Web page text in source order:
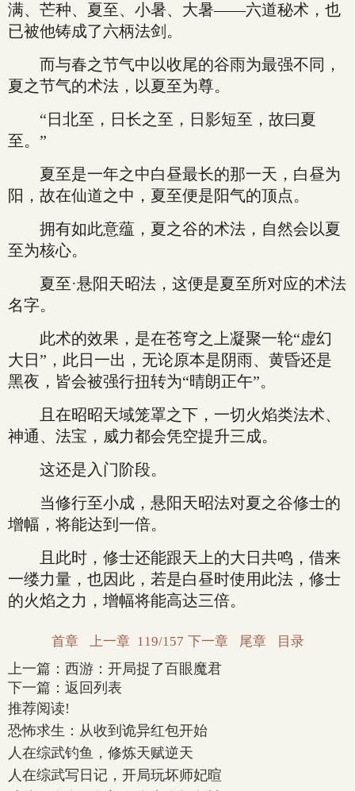
满、芒种、夏至、小暑、大暑——六道秘术，也
已被他铸成了六柄法剑。
而与春之节气中以收尾的谷雨为最强不同，
夏之节气的术法，以夏至为尊。
“日北至，日长之至，日影短至，故曰夏
至。”
夏至是一年之中白昼最长的那一天，白昼为
阳，故在仙道之中，夏至便是阳气的顶点。
拥有如此意蕴，夏之谷的术法，自然会以夏
至为核心。
夏至·悬阳天昭法，这便是夏至所对应的术法
名字。
此术的效果，是在苍穹之上凝聚一轮“虚幻
大日”，此日一出，无论原本是阴雨、黄昏还是
黑夜，皆会被强行扭转为“晴朗正午”。
且在昭昭天域笼罩之下，一切火焰类法术、
神通、法宝，威力都会凭空提升三成。
这还是入门阶段。
当修行至小成，悬阳天昭法对夏之谷修士的
增幅，将能达到一倍。
且此时，修士还能跟天上的大日共鸣，借来
一缕力量，也因此，若是白昼时使用此法，修士
的火焰之力，增幅将能高达三倍。
首章 上一章 119/157 下一章 尾章 目录
上一篇： 西游：开局捉了百眼魔君
下一篇： 返回列表
推荐阅读!
恐怖求生：从收到诡异红包开始
人在综武钓鱼，修炼天赋逆天
人在综武写日记，开局玩坏师妃暄